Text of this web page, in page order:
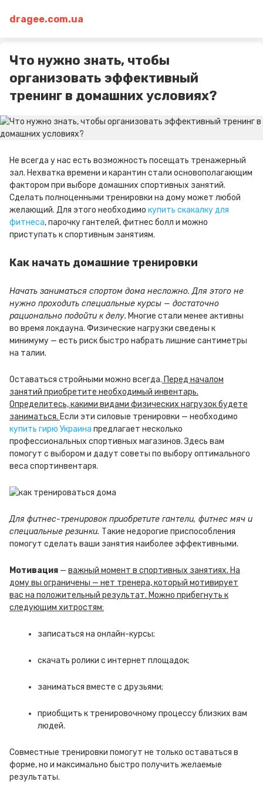
dragee.com.ua
Что нужно знать, чтобы
организовать эффективный
тренинг в домашних условиях?
Не всегда у нас есть возможность посещать тренажерный
зал. Нехватка времени и карантин стали основополагающим
фактором при выборе домашних спортивных занятий.
Сделать полноценными тренировки на дому может любой
желающий. Для этого необходимо купить скакалку для
фитнеса, парочку гантелей, фитнес болл и можно
приступать к спортивным занятиям.
Как начать домашние тренировки
Начать заниматься спортом дома несложно. Для этого не
нужно проходить специальные курсы — достаточно
рационально подойти к делу. Многие стали менее активны
во время локдауна. Физические нагрузки сведены к
минимуму — есть риск быстро набрать лишние сантиметры
на талии.
Оставаться стройными можно всегда. Перед началом
занятий приобретите необходимый инвентарь.
Определитесь, какими видами физических нагрузок будете
заниматься. Если эти силовые тренировки — необходимо
купить гирю Украина предлагает несколько
профессиональных спортивных магазинов. Здесь вам
помогут с выбором и дадут советы по выбору оптимального
веса спортинвентаря.
Для фитнес-тренировок приобретите гантели, фитнес мяч и
специальные резинки. Такие недорогие приспособления
помогут сделать ваши занятия наиболее эффективными.
Мотивация — важный момент в спортивных занятиях. На
дому вы ограничены — нет тренера, который мотивирует
вас на положительный результат. Можно прибегнуть к
следующим хитростям:
записаться на онлайн-курсы;
скачать ролики с интернет площадок;
заниматься вместе с друзьями;
приобщить к тренировочному процессу близких вам
людей.
Совместные тренировки помогут не только оставаться в
форме, но и максимально быстро получить желаемые
результаты.